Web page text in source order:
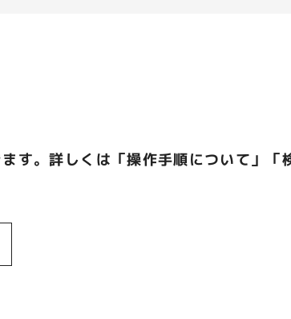
す。詳しくは「操作手順について」